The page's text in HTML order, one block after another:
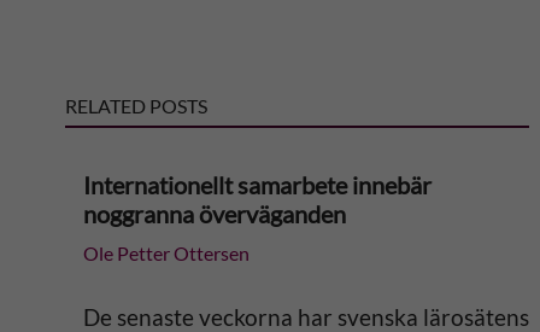
n
RELATED POSTS
Internationellt samarbete innebär
noggranna överväganden
Ole Petter Ottersen
De senaste veckorna har svenska lärosätens